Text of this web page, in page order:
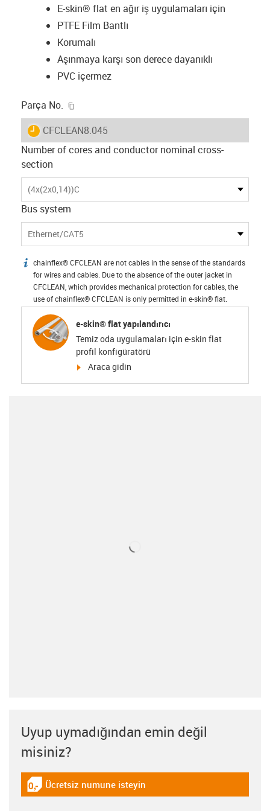
E-skin® flat en ağır iş uygulamaları için
PTFE Film Bantlı
Korumalı
Aşınmaya karşı son derece dayanıklı
PVC içermez
Parça No.
igus-icon-lieferzeit
CFCLEAN8.045
Number of cores and conductor nominal cross-
section
(4x(2x0,14))C
Bus system
Ethernet/CAT5
igus-icon-info
chainflex® CFCLEAN are not cables in the sense of the standards
for wires and cables. Due to the absence of the outer jacket in
CFCLEAN, which provides mechanical protection for cables, the
use of chainflex® CFCLEAN is only permitted in e-skin® flat.
e-skin® flat yapılandırıcı
Temiz oda uygulamaları için e-skin flat
profil konfigüratörü
igus-icon-arrow-right
Araca gidin
Uyup uymadığından emin değil
misiniz?
igus-icon-gratismuster
Ücretsiz numune isteyin